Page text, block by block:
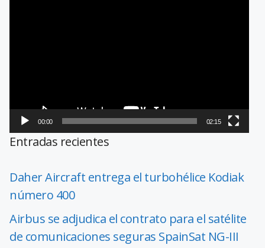
00:00 02:15
Entradas recientes
Daher Aircraft entrega el turbohélice Kodiak
número 400
Airbus se adjudica el contrato para el satélite
de comunicaciones seguras SpainSat NG-III